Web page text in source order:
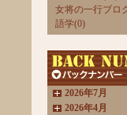
女将の一行ブロ
語学(0)
2026年7月
2026年4月